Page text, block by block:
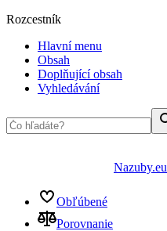
Rozcestník
Hlavní menu
Obsah
Doplňující obsah
Vyhledávání
Nazuby.eu
Obľúbené
Porovnanie